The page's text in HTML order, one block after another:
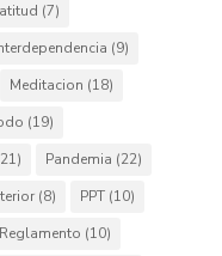
(7)
(9)
Meditacion (18)
(19)
Pandemia (22)
(8) PPT(10)
Reglamento (10)